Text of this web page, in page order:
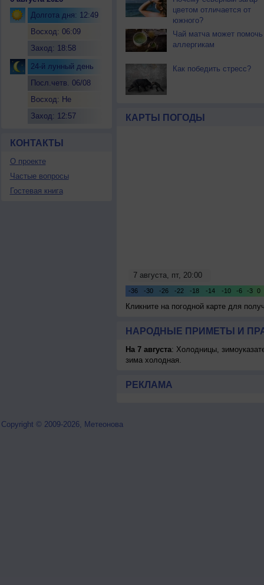
Долгота дня: 12:49
Восход: 06:09
Заход: 18:58
24-й лунный день
Посл.четв. 06/08
Восход: Не
Заход: 12:57
КОНТАКТЫ
О проекте
Частые вопросы
Гостевая книга
цветом отличается от
южного?
Чай матча может помочь
аллергикам
Как победить стресс?
КАРТЫ ПОГОДЫ
Кликните на погодной карте для
НАРОДНЫЕ ПРИМЕТЫ И
На 7 августа: Холодницы,
зима холодная.
РЕКЛАМА
Copyright © 2009-2026, Метеонова